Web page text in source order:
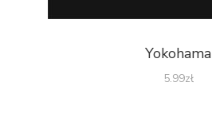
Yokohama
5.99zł